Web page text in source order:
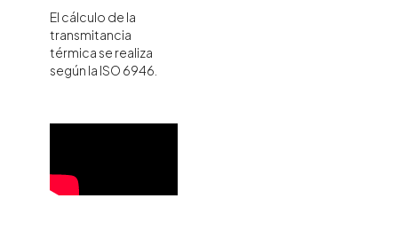
El cálculo de la
transmitancia
térmica se realiza
según la ISO 6946.